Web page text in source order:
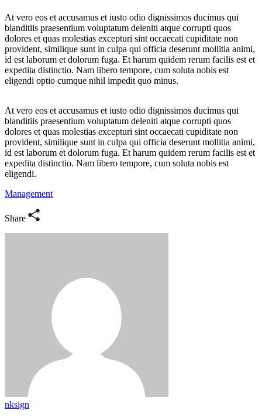
At vero eos et accusamus et iusto odio dignissimos ducimus qui
blanditiis praesentium voluptatum deleniti atque corrupti quos
dolores et quas molestias excepturi sint occaecati cupiditate non
provident, similique sunt in culpa qui officia deserunt mollitia animi,
id est laborum et dolorum fuga. Et harum quidem rerum facilis est et
expedita distinctio. Nam libero tempore, cum soluta nobis est
eligendi optio cumque nihil impedit quo minus.
At vero eos et accusamus et iusto odio dignissimos ducimus qui
blanditiis praesentium voluptatum deleniti atque corrupti quos
dolores et quas molestias excepturi sint occaecati cupiditate non
provident, similique sunt in culpa qui officia deserunt mollitia animi,
id est laborum et dolorum fuga. Et harum quidem rerum facilis est et
expedita distinctio. Nam libero tempore, cum soluta nobis est
eligendi.
Management
Share
nksign